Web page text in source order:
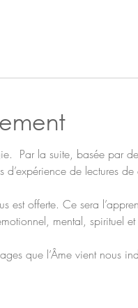
Par la suite, basée par
d’expérience de lectures
offerte. Ce sera
mental, spirituel et
que l’Âme vient nous